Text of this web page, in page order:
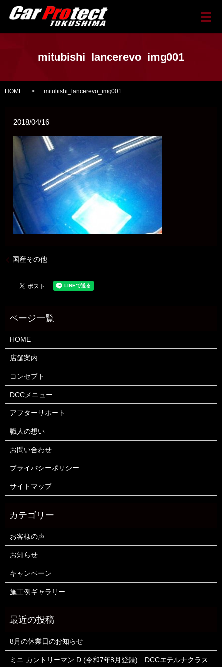
メ
mitubishi_lancerevo_img001
HOME mitubishi_lancerevo_img001
2018/04/16
国産その他
HOME
店舗案内
コンセプト
DCCメニュー
アフターサポート
職人の想い
お問い合わせ
プライバシーポリシー
サイトマップ
お客様の声
お知らせ
キャンペーン
施工例ギャラリー
8月の休業日のお知らせ
ミニ カントリーマン D (令和7年8月登録) DCCエテルナクラス